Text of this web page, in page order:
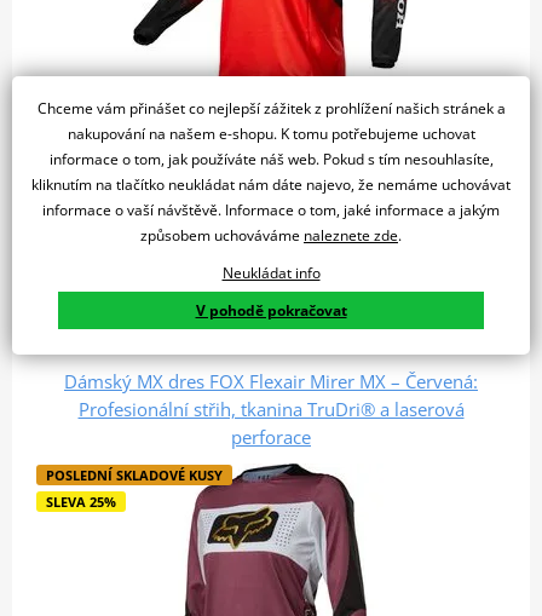
1 349 Kč
999 Kč
Skladem
u vás 12. 08.
Detail produktu
Porovnat
je ideální volbou pro profesionály i…
Dámský MX dres FOX Flexair Mirer MX – Červená:
Profesionální střih, tkanina TruDri® a laserová
perforace
POSLEDNÍ SKLADOVÉ KUSY
SLEVA 25%
Chceme vám přinášet co nejlepší zážitek z prohlížení našich stránek a
nakupování na našem e-shopu. K tomu potřebujeme uchovat
informace o tom, jak používáte náš web. Pokud s tím nesouhlasíte,
kliknutím na tlačítko neukládat nám dáte najevo, že nemáme uchovávat
informace o vaší návštěvě. Informace o tom, jaké informace a jakým
způsobem uchováváme naleznete zde.
Neukládat info
V pohodě pokračovat